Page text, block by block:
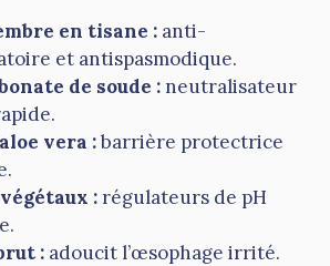
en tisane : anti-
et antispasmodique.
de soude : neutralisateur
vera :barrière protectrice
: régulateurs de pH
: adoucit l’œsophage irrité.